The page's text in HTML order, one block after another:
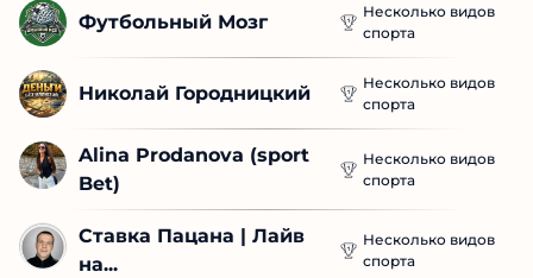
Футбольный Мозг
Несколько видов
спорта
Николай Городницкий
Несколько видов
спорта
Alina Prodanova (sport
Bet)
Несколько видов
спорта
Ставка Пацана | Лайв
на...
Несколько видов
спорта